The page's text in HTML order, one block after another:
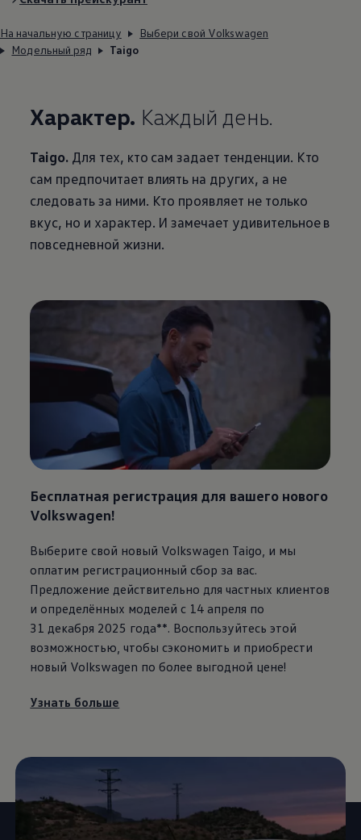
На начальную страницу
Выбери свой Volkswagen
Модельный ряд
Taigo
Характер. Каждый день.
Taigo. Для тех, кто сам задает тенденции. Кто
сам предпочитает влиять на других, а не
следовать за ними. Кто проявляет не только
вкус, но и характер. И замечает удивительное в
повседневной жизни.
Бесплатная регистрация для вашего нового
Volkswagen!
Выберите свой новый Volkswagen Taigo, и мы
оплатим регистрационный сбор за вас.
Предложение действительно для частных клиентов
и определённых моделей с 14 апреля по
31 декабря 2025 года**. Воспользуйтесь этой
возможностью, чтобы сэкономить и приобрести
новый Volkswagen по более выгодной цене!
Узнать больше